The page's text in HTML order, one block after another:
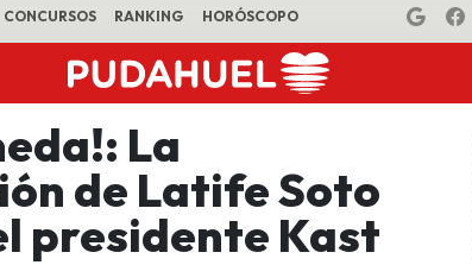
CONCURSOS RANKING HORÓSCOPO
La
de Latife Soto
presidente Kast